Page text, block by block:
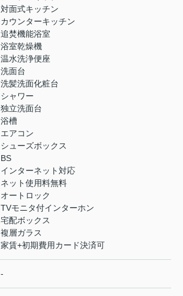
対面式キッチン
カウンターキッチン
追焚機能浴室
浴室乾燥機
温水洗浄便座
洗面台
洗髪洗面化粧台
シャワー
独立洗面台
浴槽
エアコン
シューズボックス
BS
インターネット対応
ネット使用料無料
オートロック
TVモニタ付インターホン
宅配ボックス
複層ガラス
家賃+初期費用カード決済可
-